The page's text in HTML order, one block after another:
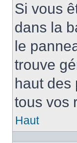
Si vous
dans la
le
trouve
haut des
tous vos
Haut